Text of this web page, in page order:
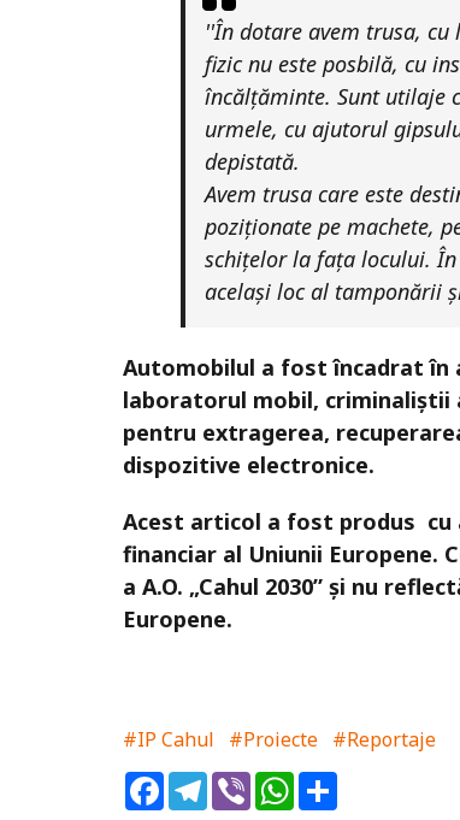
''În dotare avem trusa, cu
fizic nu este posbilă, cu
încălțăminte. Sunt utilaje
urmele, cu ajutorul
depistată.
Avem trusa care este
poziționate pe machete,
schițelor la fața locului.
același loc al tamponării
Automobilul a fost încadrat în
laboratorul mobil,
pentru extragerea,
dispozitive electronice.
Acest articol a fost produs cu
financiar al Uniunii Europene.
a A.O. „Cahul 2030” și nu
Europene.
#IP Cahul #Proiecte #Reportaje
FacebookTelegram
ViberWhatsApp